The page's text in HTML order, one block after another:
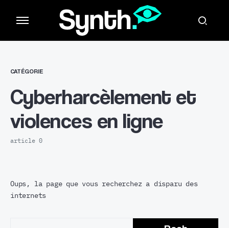
CATÉGORIE
Cyberharcèlement et
violences en ligne
article 0
Oups, la page que vous recherchez a disparu des
internets